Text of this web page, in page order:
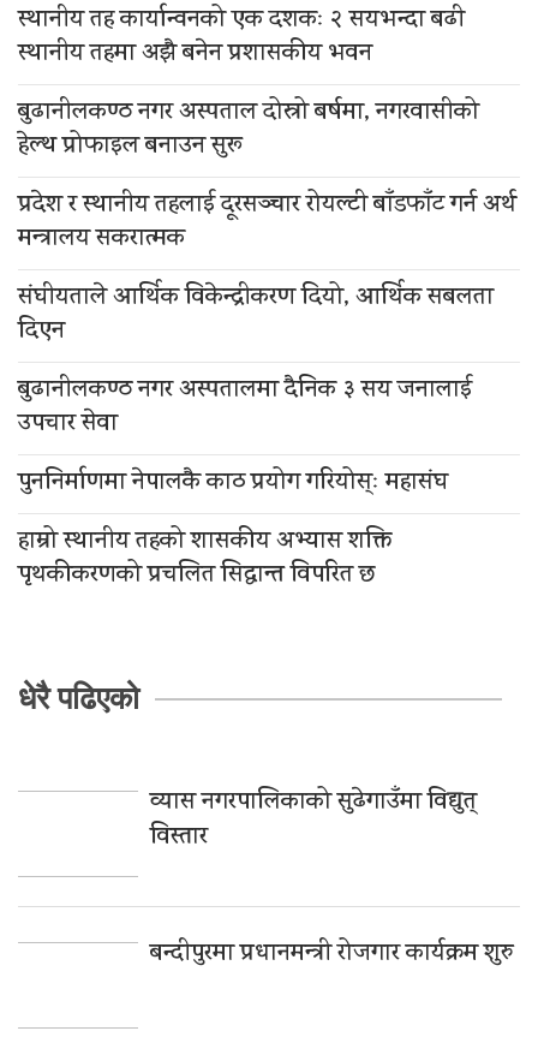
स्थानीय तह कार्यान्वनको एक दशकः २ सयभन्दा बढी
स्थानीय तहमा अझै बनेन प्रशासकीय भवन
बुढानीलकण्ठ नगर अस्पताल दोस्रो बर्षमा, नगरवासीको
हेल्थ प्रोफाइल बनाउन सुरू
प्रदेश र स्थानीय तहलाई दूरसञ्चार रोयल्टी बाँडफाँट गर्न अर्थ
मन्त्रालय सकरात्मक
संघीयताले आर्थिक विकेन्द्रीकरण दियो, आर्थिक सबलता
दिएन
बुढानीलकण्ठ नगर अस्पतालमा दैनिक ३ सय जनालाई
उपचार सेवा
पुननिर्माणमा नेपालकै काठ प्रयोग गरियोस्ः महासंघ
हाम्रो स्थानीय तहको शासकीय अभ्यास शक्ति
पृथकीकरणको प्रचलित सिद्धान्त विपरित छ
धेरै पढिएको
व्यास नगरपालिकाको सुढेगाउँमा विद्युत्
विस्तार
बन्दीपुरमा प्रधानमन्त्री रोजगार कार्यक्रम शुरु